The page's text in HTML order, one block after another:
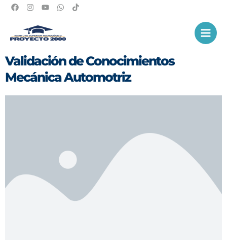
contenido
Main
Validación de Conocimientos
Mecánica Automotriz